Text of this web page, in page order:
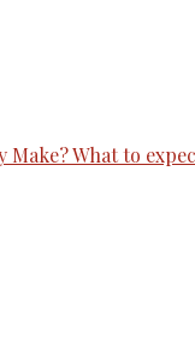
What to